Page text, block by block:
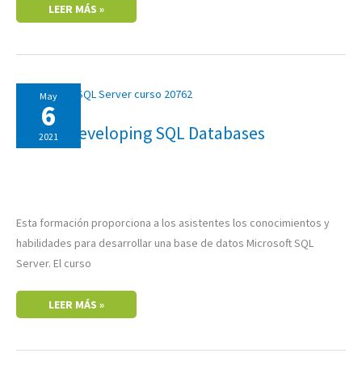
LEER MÁS »
May
6
2021
20762: Developing SQL Databases
Esta formación proporciona a los asistentes los conocimientos y
habilidades para desarrollar una base de datos Microsoft SQL
Server. El curso
20762:
DEVELOPING
SQL
DATABASES
LEER MÁS »